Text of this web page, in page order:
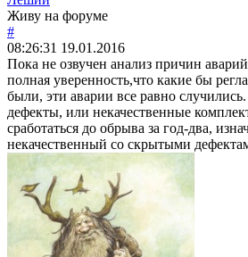
Живу на форуме
#
08:26:31 19.01.2016
Пока не озвучен анализ причин
полная уверенность,что какие бы
были, эти аварии все равно
дефекты, или некачественные
сработаться до обрыва за год-два,
некачественный со скрытыми